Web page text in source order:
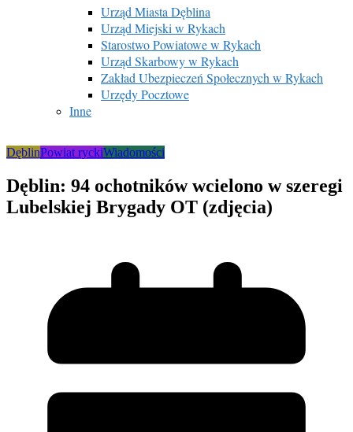
Urząd Miasta Dęblina
Urząd Miejski w Rykach
Starostwo Powiatowe w Rykach
Urząd Skarbowy w Rykach
Zakład Ubezpieczeń Społecznych w Rykach
Urzędy Pocztowe
Inne
DęblinPowiat ryckiWiadomości
Dęblin: 94 ochotników wcielono w szeregi
Lubelskiej Brygady OT (zdjęcia)